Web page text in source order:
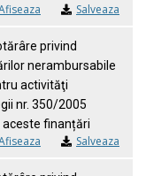
Salveaza
privind
nerambursabile
activităţi
nr. 350/2005
finanțări
Salveaza